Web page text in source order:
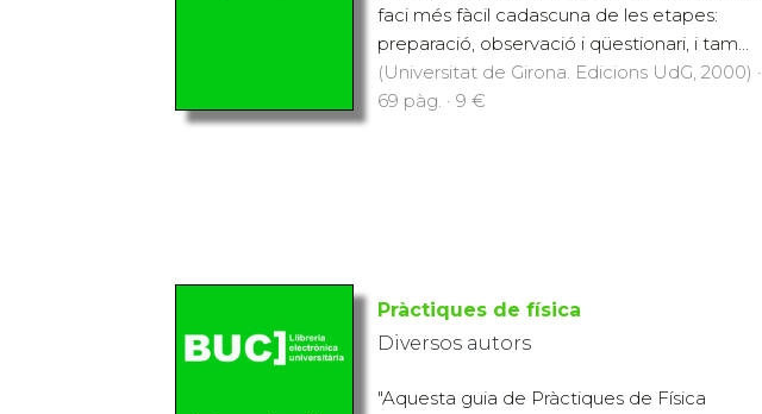
faci més fàcil cadascuna de les etapes:
preparació, observació i qüestionari, i tam...
(Universitat de Girona. Edicions UdG, 2000) ·
69 pàg. · 9 €
Pràctiques de física
Diversos autors
"Aquesta guia de Pràctiques de Física